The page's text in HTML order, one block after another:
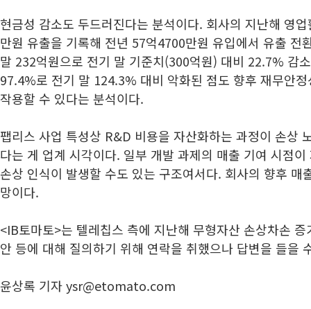
현금성 감소도 두드러진다는 분석이다. 회사의 지난해 영
만원 유출을 기록해 전년 57억4700만원 유입에서 유출 전
말 232억원으로 전기 말 기준치(300억원) 대비 22.7% 감
97.4%로 전기 말 124.3% 대비 악화된 점도 향후 재무안정
작용할 수 있다는 분석이다.
팹리스 사업 특성상 R&D 비용을 자산화하는 과정이 손상
다는 게 업계 시각이다. 일부 개발 과제의 매출 기여 시점
손상 인식이 발생할 수도 있는 구조여서다. 회사의 향후 매
망이다.
<IB토마토>는 텔레칩스 측에 지난해 무형자산 손상차손
안 등에 대해 질의하기 위해 연락을 취했으나 답변을 들을
윤상록 기자 ysr@etomato.com